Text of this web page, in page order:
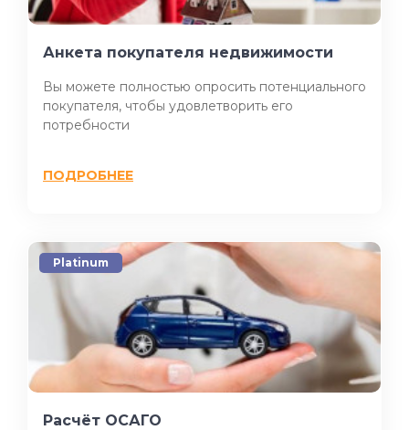
Анкета покупателя недвижимости
Вы можете полностью опросить потенциального
покупателя, чтобы удовлетворить его
потребности
ПОДРОБНЕЕ
Platinum
Расчёт ОСАГО